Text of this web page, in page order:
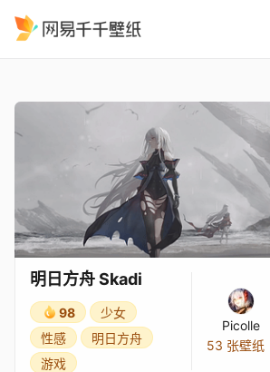
明日方舟 Skadi
98
少女
性感
明日方舟
游戏
Picolle
53 张壁纸